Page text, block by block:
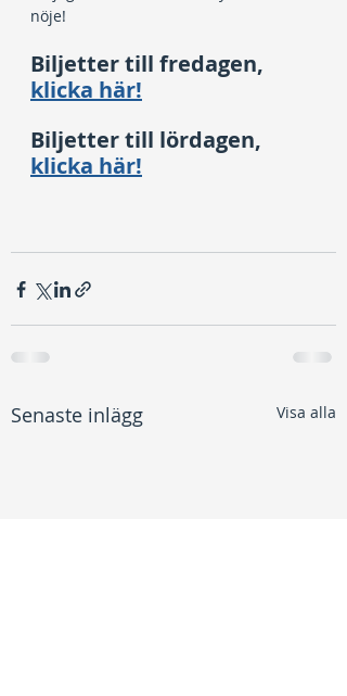
nöje!
Biljetter till fredagen,
klicka här!
Biljetter till lördagen,
klicka här!
Senaste inlägg Visa alla